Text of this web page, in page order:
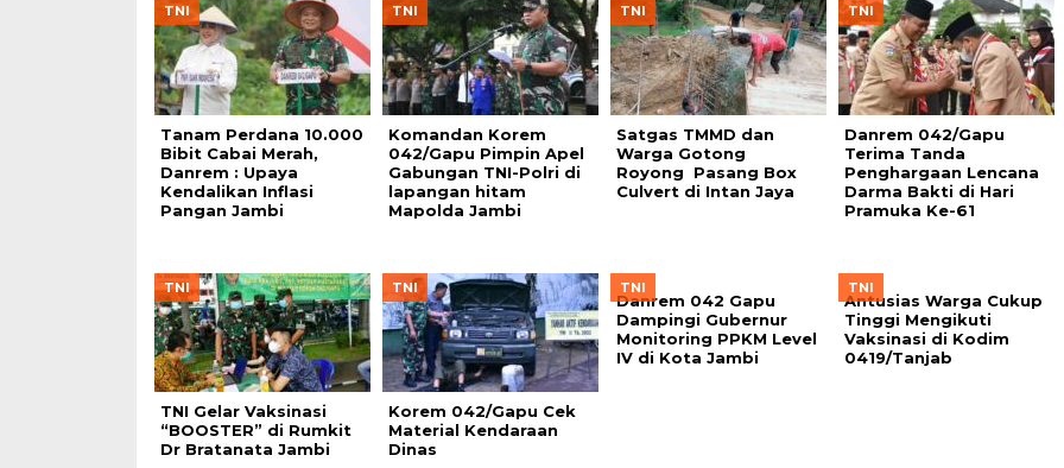
TNI
Tanam Perdana 10.000
Bibit Cabai Merah,
Danrem : Upaya
Kendalikan Inflasi
Pangan Jambi
TNI
Komandan Korem
042/Gapu Pimpin Apel
Gabungan TNI-Polri di
lapangan hitam
Mapolda Jambi
TNI
Satgas TMMD dan
Warga Gotong
Royong Pasang Box
Culvert di Intan Jaya
TNI
Danrem 042/Gapu
Terima Tanda
Penghargaan Lencana
Darma Bakti di Hari
Pramuka Ke-61
TNI
TNI Gelar Vaksinasi
“BOOSTER” di Rumkit
Dr Bratanata Jambi
TNI
Korem 042/Gapu Cek
Material Kendaraan
Dinas
TNI
Danrem 042 Gapu
Dampingi Gubernur
Monitoring PPKM Level
IV di Kota Jambi
TNI
Antusias Warga Cukup
Tinggi Mengikuti
Vaksinasi di Kodim
0419/Tanjab